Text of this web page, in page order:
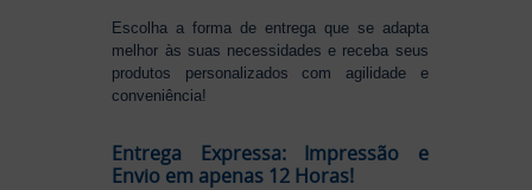
Escolha a forma de entrega que se adapta
melhor às suas necessidades e receba seus
produtos personalizados com agilidade e
conveniência!
Entrega Expressa: Impressão e
Envio em apenas 12 Horas!